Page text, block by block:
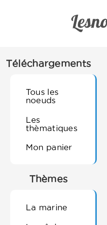
Téléchargements
Tous les
noeuds
Les
thèmatiques
Mon panier
Thèmes
La marine